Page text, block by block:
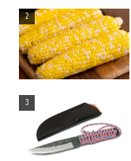
2
3